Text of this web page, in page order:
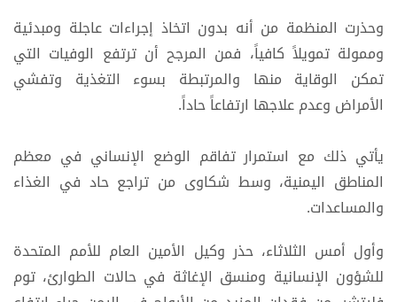
وحذرت المنظمة من أنه بدون اتخاذ إجراءات عاجلة ومبدئية
وممولة تمويلاً كافياً، فمن المرجح أن ترتفع الوفيات التي
تمكن الوقاية منها والمرتبطة بسوء التغذية وتفشي
الأمراض وعدم علاجها ارتفاعاً حاداً.
يأتي ذلك مع استمرار تفاقم الوضع الإنساني في معظم
المناطق اليمنية، وسط شكاوى من تراجع حاد في الغذاء
والمساعدات.
وأول أمس الثلاثاء، حذر وكيل الأمين العام للأمم المتحدة
للشؤون الإنسانية ومنسق الإغاثة في حالات الطوارئ، توم